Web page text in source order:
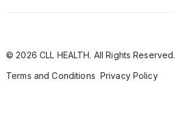
© 2026 CLL HEALTH. All Rights Reserved.
Terms and Conditions Privacy Policy